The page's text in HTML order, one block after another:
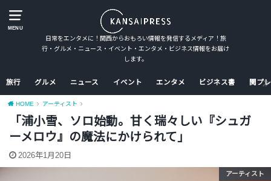
MENU
日常をエンタメに！関西からおもろい情報を発信するメディア！旅
行・グルメ・ニュース・イベント・エンタメ・ビジネス情報をお届け
します。
旅行 グルメ ニュース イベント エンタメ ビジネス書 関プ
HOME アーティスト
「浦小雪、ソロ始動。甘く瑞々しい『シュガ
ーメロウ』の魔法にかけられて」
2026年1月20日
アーティスト